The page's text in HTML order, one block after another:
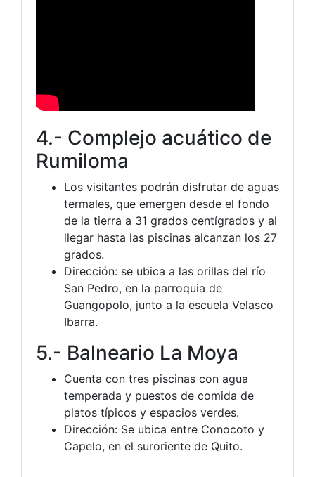
4.- Complejo acuático de
Rumiloma
Los visitantes podrán disfrutar de aguas
termales, que emergen desde el fondo
de la tierra a 31 grados centígrados y al
llegar hasta las piscinas alcanzan los 27
grados.
Dirección: se ubica a las orillas del río
San Pedro, en la parroquia de
Guangopolo, junto a la escuela Velasco
Ibarra.
5.- Balneario La Moya
Cuenta con tres piscinas con agua
temperada y puestos de comida de
platos típicos y espacios verdes.
Dirección: Se ubica entre Conocoto y
Capelo, en el suroriente de Quito.